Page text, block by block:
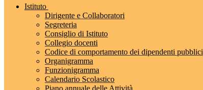
Istituto
Dirigente e Collaboratori
Segreteria
Consiglio di Istituto
Collegio docenti
Codice di comportamento dei dipendenti pubblici
Organigramma
Funzionigramma
Calendario Scolastico